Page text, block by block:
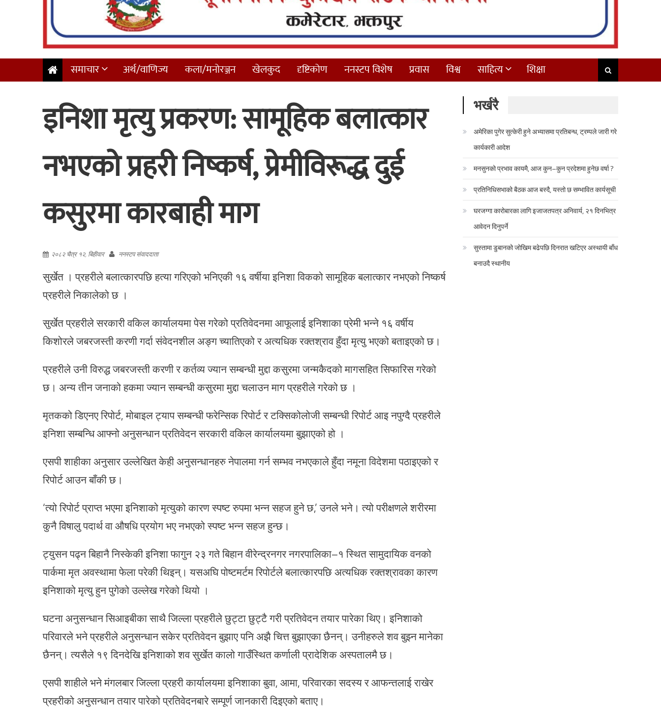
समाचार अर्थ/वाणिज्य कला/मनोरञ्जन खेलकुद दृष्टिकोण ननस्टप विशेष प्रवास विश्व साहित्य शिक्षा
इनिशा मृत्यु प्रकरण: सामूहिक बलात्कार
नभएको प्रहरी निष्कर्ष, प्रेमीविरूद्ध दुई
कसुरमा कारबाही माग
२०८२ चैत्र १२, बिहीवार ननस्टप संवाददाता
‎सुर्खेत । प्रहरीले बलात्कारपछि हत्या गरिएको भनिएकी १६ वर्षीया इनिशा विकको सामूहिक बलात्कार नभएको निष्कर्ष
प्रहरीले निकालेको छ ।
सुर्खेत प्रहरीले सरकारी वकिल कार्यालयमा पेस गरेको प्रतिवेदनमा आफूलाई इनिशाका प्रेमी भन्ने १६ वर्षीय
किशोरले जबरजस्ती करणी गर्दा संवेदनशील अङ्ग च्यातिएको र अत्यधिक रक्तश्राव हुँदा मृत्यु भएको बताइएको छ।
प्रहरीले उनी विरुद्ध जबरजस्ती करणी र कर्तव्य ज्यान सम्बन्धी मुद्दा कसुरमा जन्मकैदको मागसहित सिफारिस गरेको
छ। अन्य तीन जनाको हकमा ज्यान सम्बन्धी कसुरमा मुद्दा चलाउन माग प्रहरीले गरेको छ ।
मृतकको डिएनए रिपोर्ट, मोबाइल ट्याप सम्बन्धी फरेन्सिक रिपोर्ट र टक्सिकोलोजी सम्बन्धी रिपोर्ट आइ नपुग्दै प्रहरीले
इनिशा सम्बन्धि आफ्नो अनुसन्धान प्रतिवेदन सरकारी वकिल कार्यालयमा बुझाएको हो ।
एसपी शाहीका अनुसार उल्लेखित केही अनुसन्धानहरु नेपालमा गर्न सम्भव नभएकाले हुँदा नमूना विदेशमा पठाइएको र
रिपोर्ट आउन बाँकी छ।
‘त्यो रिपोर्ट प्राप्त भएमा इनिशाको मृत्युको कारण स्पष्ट रुपमा भन्न सहज हुने छ,’ उनले भने। त्यो परीक्षणले शरीरमा
कुनै विषालु पदार्थ वा औषधि प्रयोग भए नभएको स्पष्ट भन्न सहज हुन्छ।
ट्युसन पढ्न बिहानै निस्केकी इनिशा फागुन २३ गते बिहान वीरेन्द्रनगर नगरपालिका–१ स्थित सामुदायिक वनको
पार्कमा मृत अवस्थामा फेला परेकी थिइन्। यसअघि पोष्टमर्टम रिपोर्टले बलात्कारपछि अत्यधिक रक्तश्रावका कारण
इनिशाको मृत्यु हुन पुगेको उल्लेख गरेको थियो ।
घटना अनुसन्धान सिआइबीका साथै जिल्ला प्रहरीले छुट्टा छुट्टै गरी प्रतिवेदन तयार पारेका थिए। इनिशाको
परिवारले भने प्रहरीले अनुसन्धान सकेर प्रतिवेदन बुझाए पनि अझै चित्त बुझाएका छैनन्। उनीहरुले शव बुझ्न मानेका
छैनन्। त्यसैले १९ दिनदेखि इनिशाको शव सुर्खेत कालो गाउँस्थित कर्णाली प्रादेशिक अस्पतालमै छ।
एसपी शाहीले भने मंगलबार जिल्ला प्रहरी कार्यालयमा इनिशाका बुवा, आमा, परिवारका सदस्य र आफन्तलाई राखेर
प्रहरीको अनुसन्धान तयार पारेको प्रतिवेदनबारे सम्पूर्ण जानकारी दिइएको बताए।
भर्खरै
अमेरिका पुगेर सुत्केरी हुने अभ्यासमा प्रतिबन्ध, ट्रम्पले जारी गरे
कार्यकारी आदेश
मनसुनको प्रभाव कायमै, आज कुन–कुन प्रदेशमा हुनेछ वर्षा ?
प्रतिनिधिसभाको बैठक आज बस्दै, यस्तो छ सम्भावित कार्यसूची
घरजग्गा कारोबारका लागि इजाजतपत्र अनिवार्य, २१ दिनभित्र
आवेदन दिनुपर्ने
सुस्तामा डुबानको जोखिम बढेपछि दिनरात खटिएर अस्थायी बाँध
बनाउदै स्थानीय